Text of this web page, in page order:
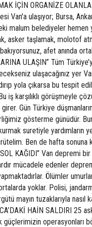
İÇİN ORGANİZE
Van'a ulaşıyor; Bursa,
malum belediyeler hemen
asker taşlamak, molotof
afet anında
ULAŞIN” Tüm
ulaşacağınız yer
yola çıkarsa bu tespit
iş karşılıklı görüşmeyle
Gün Türkiye
gösterme günüdür.
suretiyle yardımların
Ben de hafta sonuna
KAĞIDI” Van depremi
mücadele edenler
Ölümler
yoklar. Polisi,
mayın tuzaklarıyla nasıl
HAİN SALDIRI 25
güçlerimizin operasyonları